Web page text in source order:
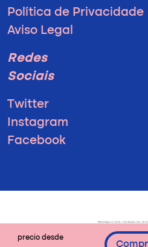
precio desde
Política de Privacidade
Aviso Legal
Redes
Sociais
Twitter
Instagram
Facebook